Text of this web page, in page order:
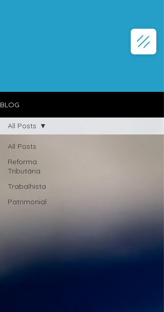
BLOG
All Posts
Reforma
Tributária
Trabalhista
Patrimonial
All Posts